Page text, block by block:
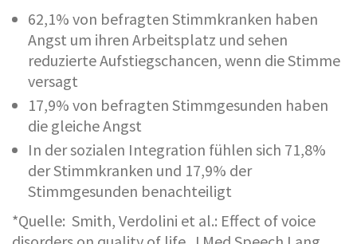
62,1% von befragten Stimmkranken haben
Angst um ihren Arbeitsplatz und sehen
reduzierte Aufstiegschancen, wenn die Stimme
versagt
17,9% von befragten Stimmgesunden haben
die gleiche Angst
In der sozialen Integration fühlen sich 71,8%
der Stimmkranken und 17,9% der
Stimmgesunden benachteiligt
*Quelle: Smith, Verdolini et al.: Effect of voice